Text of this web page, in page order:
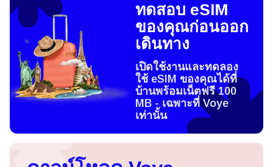
ทดสอบ eSIM
ของคุณก่อนออก
เดินทาง
เปิดใช้งานและทดลอง
ใช้ eSIM ของคุณได้ที่
บ้านพร้อมเน็ตฟรี 100
MB - เฉพาะที่ Voye
เท่านั้น